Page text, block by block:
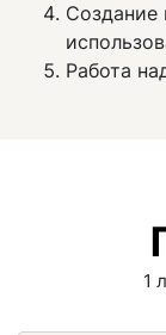
Создание
Работа
1